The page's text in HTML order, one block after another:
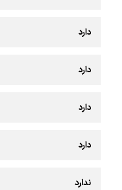
دارد
دارد
دارد
دارد
ندارد